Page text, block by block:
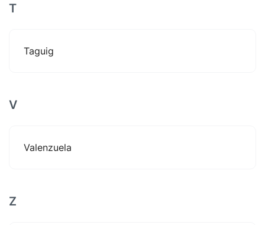
T
Taguig
V
Valenzuela
Z